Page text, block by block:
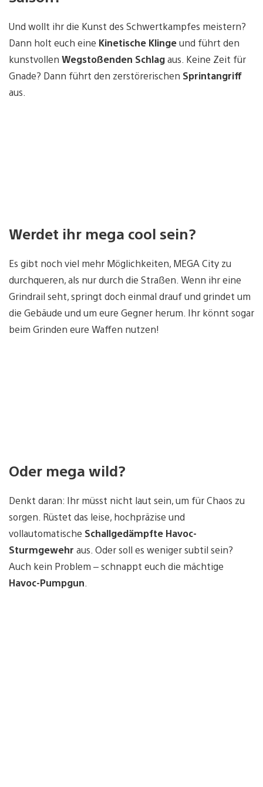
Und wollt ihr die Kunst des Schwertkampfes meistern?
Dann holt euch eine Kinetische Klingeund führt den
kunstvollen Wegstoßenden Schlagaus. Keine Zeit für
Gnade? Dann führt den zerstörerischen Sprintangriff
aus.
Werdet ihr mega cool sein?
Es gibt noch viel mehr Möglichkeiten, MEGA City zu
durchqueren, als nur durch die Straßen. Wenn ihr eine
Grindrail seht, springt doch einmal drauf und grindet um
die Gebäude und um eure Gegner herum. Ihr könnt sogar
beim Grinden eure Waffen nutzen!
Oder mega wild?
Denkt daran: Ihr müsst nicht laut sein, um für Chaos zu
sorgen. Rüstet das leise, hochpräzise und
vollautomatische Schallgedämpfte Havoc-
Sturmgewehr aus. Oder soll es weniger subtil sein?
Auch kein Problem – schnappt euch die mächtige
Havoc-Pumpgun